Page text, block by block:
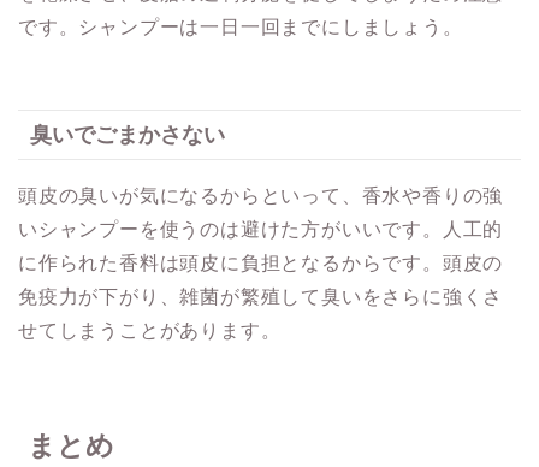
です。シャンプーは一日一回までにしましょう。
臭いでごまかさない
頭皮の臭いが気になるからといって、香水や香りの強
いシャンプーを使うのは避けた方がいいです。人工的
に作られた香料は頭皮に負担となるからです。頭皮の
免疫力が下がり、雑菌が繁殖して臭いをさらに強くさ
せてしまうことがあります。
まとめ